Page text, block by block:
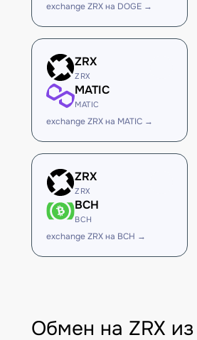
exchange ZRX на DOGE →
ZRX
ZRX
MATIC
MATIC
exchange ZRX на MATIC →
ZRX
ZRX
BCH
BCH
exchange ZRX на BCH →
Обмен на ZRX